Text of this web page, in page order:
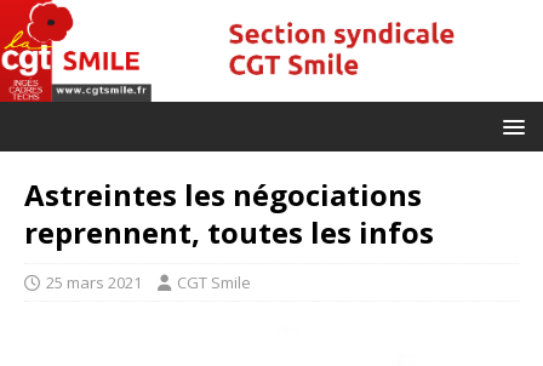
Astreintes les négociations
reprennent, toutes les infos
25 mars 2021 CGT Smile